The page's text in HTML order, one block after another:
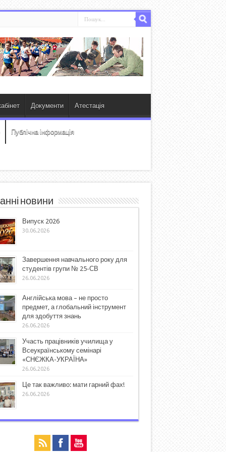
Документи Атестація
Публічна інформація
новини
Випуск 2026
30.06.2026
Завершення навчального року для
студентів групи № 25-СВ
26.06.2026
Англійська мова – не просто
предмет, а глобальний інструмент
для здобуття знань
26.06.2026
Участь працівників училища у
Всеукраїнському семінарі
«СНЄЖКА-УКРАЇНА»
26.06.2026
Це так важливо: мати гарний фах!
26.06.2026